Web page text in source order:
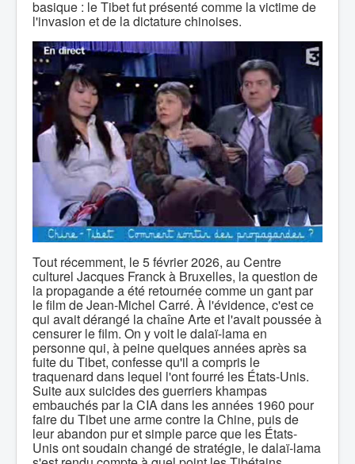
basique : le Tibet fut présenté comme la victime de
l'invasion et de la dictature chinoises.
Tout récemment, le 5 février 2026, au Centre
culturel Jacques Franck à Bruxelles, la question de
la propagande a été retournée comme un gant par
le film de Jean-Michel Carré. À l'évidence, c'est ce
qui avait dérangé la chaîne Arte et l'avait poussée à
censurer le film. On y voit le dalaï-lama en
personne qui, à peine quelques années après sa
fuite du Tibet, confesse qu'il a compris le
traquenard dans lequel l'ont fourré les États-Unis.
Suite aux suicides des guerriers khampas
embauchés par la CIA dans les années 1960 pour
faire du Tibet une arme contre la Chine, puis de
leur abandon pur et simple parce que les États-
Unis ont soudain changé de stratégie, le dalaï-lama